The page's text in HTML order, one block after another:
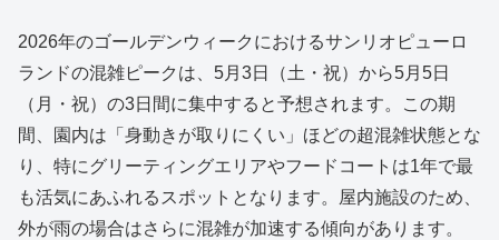
2026年のゴールデンウィークにおけるサンリオピューロ
ランドの混雑ピークは、5月3日（土・祝）から5月5日
（月・祝）の3日間に集中すると予想されます。この期
間、園内は「身動きが取りにくい」ほどの超混雑状態とな
り、特にグリーティングエリアやフードコートは1年で最
も活気にあふれるスポットとなります。屋内施設のため、
外が雨の場合はさらに混雑が加速する傾向があります。